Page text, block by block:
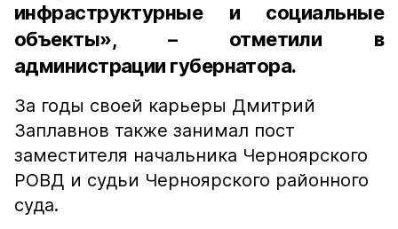
инфраструктурные и социальные
объекты», – отметили в
администрации губернатора.
За годы своей карьеры Дмитрий
Заплавнов также занимал пост
заместителя начальника Черноярского
РОВД и судьи Черноярского районного
суда.